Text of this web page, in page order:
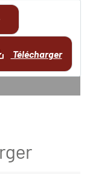
Télécharger